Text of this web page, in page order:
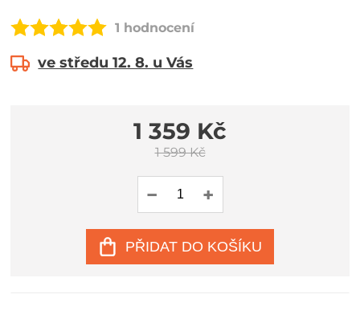
1 hodnocení
ve středu 12. 8. u Vás
1 359 Kč
1 599 Kč
PŘIDAT DO KOŠÍKU